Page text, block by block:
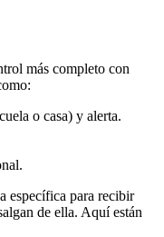
más completo con
o casa) y alerta.
específica para recibir
de ella. Aquí están